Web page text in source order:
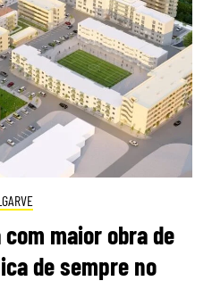
maior obra de
de sempre no